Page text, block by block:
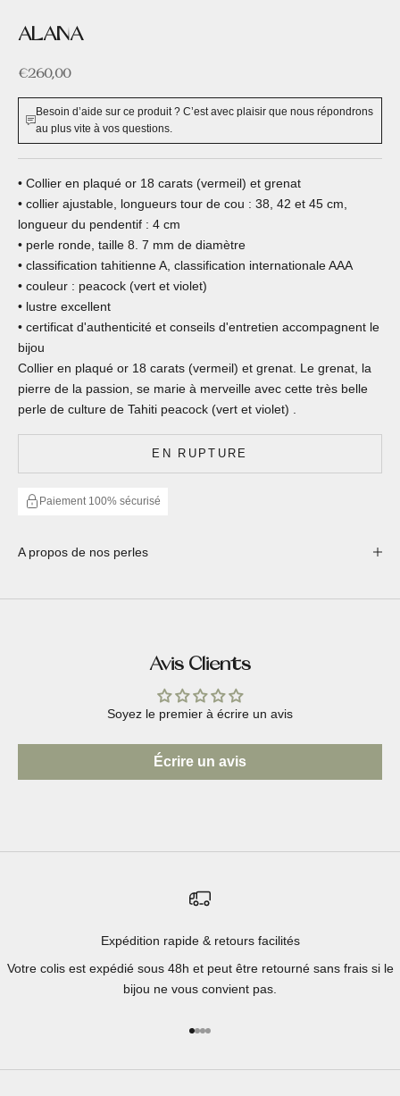
ALANA
Prix de vente
€260,00
Besoin d’aide sur ce produit ? C’est avec plaisir que nous répondrons
au plus vite à vos questions.
• Collier en plaqué or 18 carats (vermeil) et grenat
• collier ajustable, longueurs tour de cou : 38, 42 et 45 cm,
longueur du pendentif : 4 cm
• perle ronde, taille 8. 7 mm de diamètre
• classification tahitienne A, classification internationale AAA
• couleur : peacock (vert et violet)
• lustre excellent
• certificat d'authenticité et conseils d'entretien accompagnent le
bijou
Collier en plaqué or 18 carats (vermeil) et grenat. Le grenat, la
pierre de la passion, se marie à merveille avec cette très belle
perle de culture de Tahiti peacock (vert et violet) .
EN RUPTURE
Paiement 100% sécurisé
A propos de nos perles
Avis Clients
Soyez le premier à écrire un avis
Écrire un avis
Expédition rapide & retours facilités
Votre colis est expédié sous 48h et peut être retourné sans frais si le
bijou ne vous convient pas.
Aller à l'élément 1
Aller à l'élément 2
Aller à l'élément 3
Aller à l'élément 4